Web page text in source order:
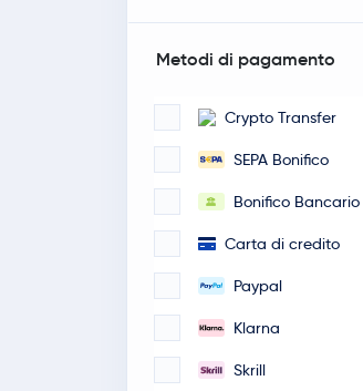
Metodi di pagamento
Crypto Transfer
SEPA Bonifico
Bonifico Bancario
Carta di credito
Paypal
Klarna
Skrill